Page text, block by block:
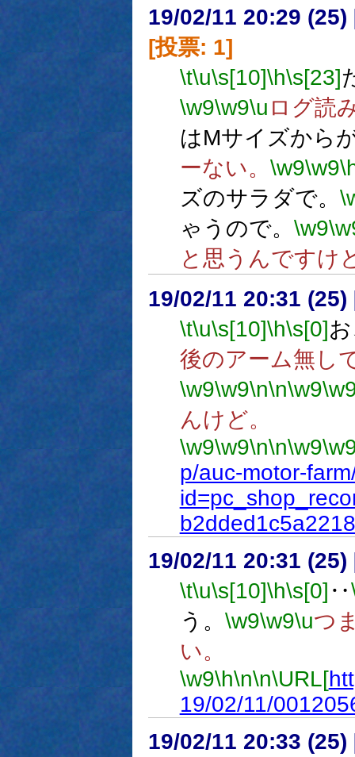
19/02/11 20:29 (25)
[投票: 1]
\t\u\s[10]\h\s[23]
\w9\w9\u ログ読
はMサイズから
ーない。 \w9\w9
ズのサラダで。
ゃうので。 \w9
と思うんですけ
19/02/11 20:31 (25)
\t\u\s[10]\h\s[0]
後のアーム無し
\w9\w9\n\n\w9
んけど。
\w9\w9\n\n\w9
p/auc-motor-
19/02/11 20:31 (25)
\t\u\s[10]\h\s[0] ‥
う。 \w9\w9\uつ
い。
\w9\h\n\n\URL[
19/02/11/
19/02/11 20:33 (25)